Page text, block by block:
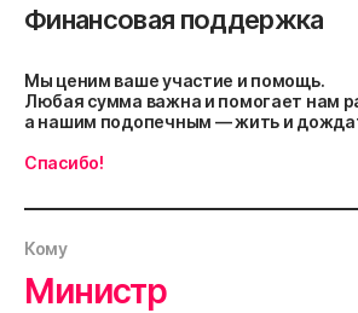
Финансовая поддержка
Мы ценим ваше участие и помощь.
Любая сумма важна и помогает нам
а нашим подопечным — жить и
Спасибо!
Кому
Министр